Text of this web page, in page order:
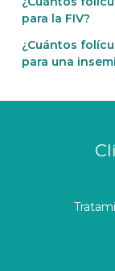
para la FIV?
¿Cuántos
para una